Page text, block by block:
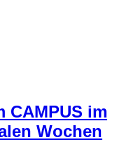
CAMPUS im
Wochen